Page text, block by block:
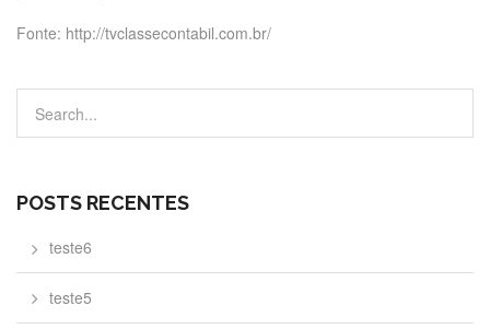
Fonte: http://tvclassecontabil.com.br/
POSTS RECENTES
teste6
teste5